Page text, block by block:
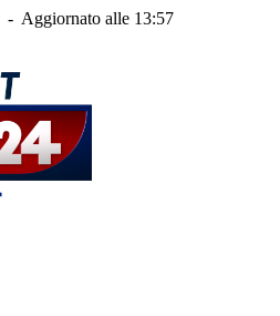
- Aggiornato alle 13:57